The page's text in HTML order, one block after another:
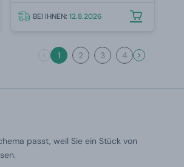
BEI IHNEN:12.8.2026
1 2 3 4
passt, weil Sie ein Stück von